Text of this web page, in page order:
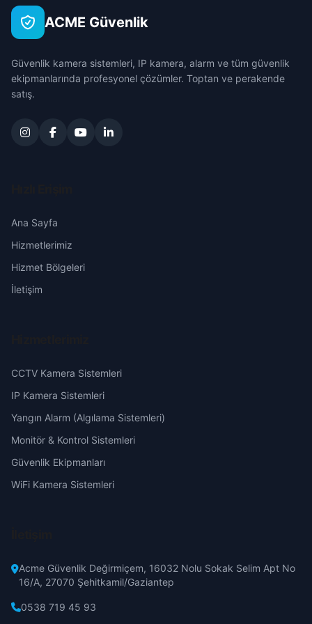
Çorum
Denizli
Edirne
Erzurum
Hakkari
Isparta
İzmir
Kars
ACME Güvenlik
Güvenlik kamera sistemleri, IP kamera, alarm ve tüm güvenlik
ekipmanlarında profesyonel çözümler. Toptan ve perakende
satış.
Ana Sayfa
Hizmetlerimiz
Hizmet Bölgeleri
İletişim
CCTV Kamera Sistemleri
IP Kamera Sistemleri
Yangın Alarm (Algılama Sistemleri)
Monitör & Kontrol Sistemleri
Güvenlik Ekipmanları
WiFi Kamera Sistemleri
Acme Güvenlik Değirmiçem, 16032 Nolu Sokak Selim Apt No
16/A, 27070 Şehitkamil/Gaziantep
0538 719 45 93